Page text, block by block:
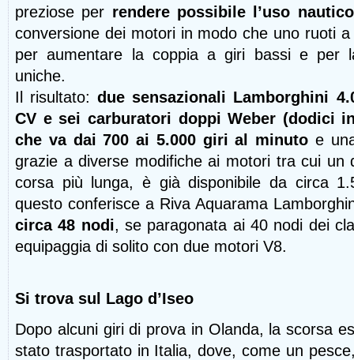
preziose per rendere possibile l’uso
conversione dei motori in modo che uno ruoti
per aumentare la coppia a giri bassi e per
uniche.
Il risultato:due sensazionali Lamborghini
CV e sei carburatori doppi Weber (dodici
che va dai 700 ai 5.000 giri al minuto e
grazie a diverse modifiche ai motori tra cui un
corsa più lunga, è già disponibile da circa
questo conferisce a Riva Aquarama
circa 48 nodi, se paragonata ai 40 nodi dei
equipaggia di solito con due motori V8.
Si trova sul Lago d’Iseo
Dopo alcuni giri di prova in Olanda, la scorsa
stato trasportato in Italia, dove, come un